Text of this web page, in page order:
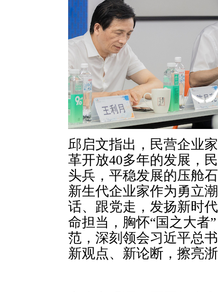
邱启文指出，民营企业
革开放40多年的发展，
头兵，平稳发展的压舱
新生代企业家作为勇立
话、跟党走，发扬新时
命担当，胸怀“国之大者”
范，深刻领会习近平总
新观点、新论断，擦亮